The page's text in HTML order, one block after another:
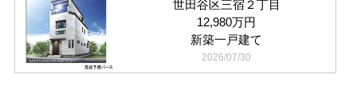
世田谷区三宿２丁目
12,980万円
新築一戸建て
2026/07/30